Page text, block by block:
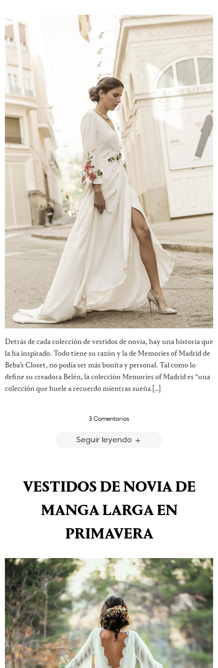
Detrás de cada colección de vestidos de novia, hay una historia que
la ha inspirado. Todo tiene su razón y la de Memories of Madrid de
Beba’s Closet, no podía ser más bonita y personal. Tal como lo
define su creadora Belén, la colección Memories of Madrid es “una
colección que huele a recuerdo mientras sueña […]
3 Comentarios
Seguir leyendo
VESTIDOS DE NOVIA DE
MANGA LARGA EN
PRIMAVERA